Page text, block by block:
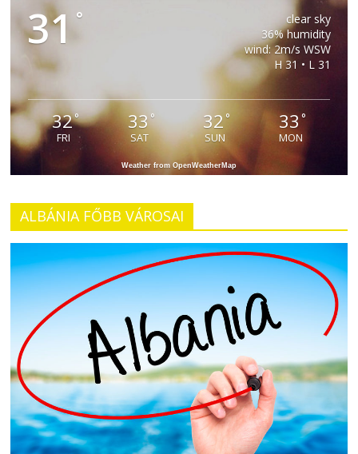
31°
clear sky
36% humidity
wind: 2m/s WSW
H 31 • L 31
32°
FRI
33°
SAT
32°
SUN
33°
MON
Weather from OpenWeatherMap
ALBÁNIA FŐBB VÁROSAI